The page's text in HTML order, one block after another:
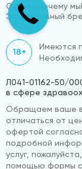
Отзывы Почему мы
Эксклюзивный
18+
Имеются
Л041-01162-50/
в сфере
Обращаем ваше
отличаться от
офертой
подробной
услуг,
помощью формы